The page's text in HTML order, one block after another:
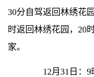
30分自驾返回林绣花
时返回林绣花园，20
家。
12月31日：9